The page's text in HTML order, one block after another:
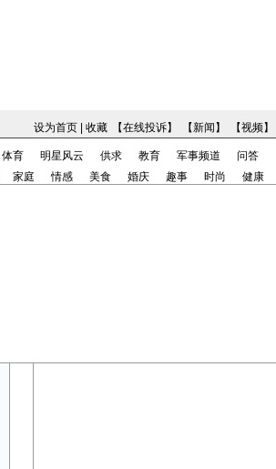
设为首页 收藏 【在线投诉】 【新闻 】 【视频】
体育 明星风云 供求 教育 军事频道
问答
家庭 情感 美食 婚庆 趣事 时尚 健康